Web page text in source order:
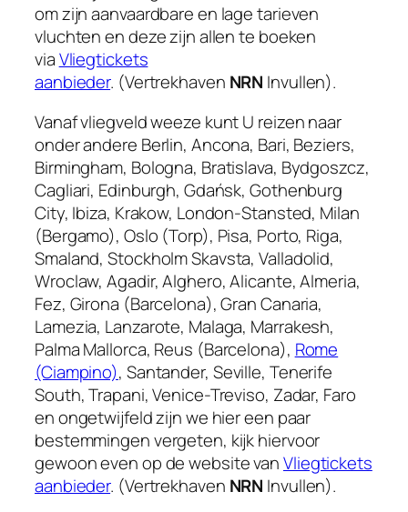
om zijn aanvaardbare en lage tarieven
vluchten en deze zijn allen te boeken
viaVliegtickets
aanbieder. (Vertrekhaven NRN Invullen).
Vanaf vliegveld weeze kunt U reizen naar
onder andere Berlin, Ancona, Bari, Beziers,
Birmingham, Bologna, Bratislava, Bydgoszcz,
Cagliari, Edinburgh, Gdańsk, Gothenburg
City, Ibiza, Krakow, London-Stansted, Milan
(Bergamo), Oslo (Torp), Pisa, Porto, Riga,
Smaland, Stockholm Skavsta, Valladolid,
Wroclaw, Agadir, Alghero, Alicante, Almeria,
Fez, Girona (Barcelona), Gran Canaria,
Lamezia, Lanzarote, Malaga, Marrakesh,
Palma Mallorca, Reus (Barcelona), Rome
(Ciampino), Santander, Seville, Tenerife
South, Trapani, Venice-Treviso, Zadar, Faro
en ongetwijfeld zijn we hier een paar
bestemmingen vergeten, kijk hiervoor
gewoon even op de website vanVliegtickets
aanbieder. (Vertrekhaven NRN Invullen).